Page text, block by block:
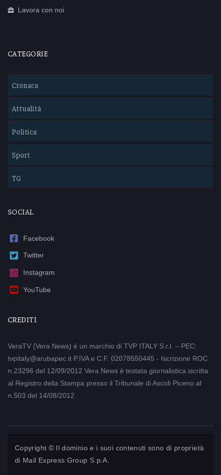
Lavora con noi
CATEGORIE
Cronaca
Attualità
Politica
Sport
TG
SOCIAL
Facebook
Twitter
Instagram
YouTube
CREDITI
VeraTV (Vera News) è un marchio di TVP ITALY S.r.l. – PEC:
tvpitaly@arubapec.it P.IVA e C.F. 02078550445 - Iscrizione ROC
n.23296 del 12/09/2012 Vera News è testata giornalistica iscritta
al Registro della Stampa presso il Tribunale di Ascoli Piceno al
n.503 del 14/08/2012.
Copyright © Il dominio e i suoi contenuti sono di proprietà
di Mail Express Group S.p.A.